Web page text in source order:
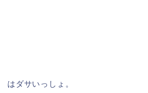
はダサいっしょ。